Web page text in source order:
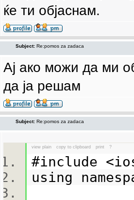
ќе ти објаснам.
Subject: Re:pomos za zadaca
Ај ако можи да ми
да ја решам
Subject: Re:pomos za zadaca
view plain copy to clipboard print ?
#include
using